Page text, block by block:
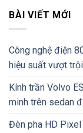
BÀI VIẾT MỚI
Công nghệ điện
hiệu suất vượt trội
Kính trần Volvo
minh trên sedan
Đèn pha HD Pixel